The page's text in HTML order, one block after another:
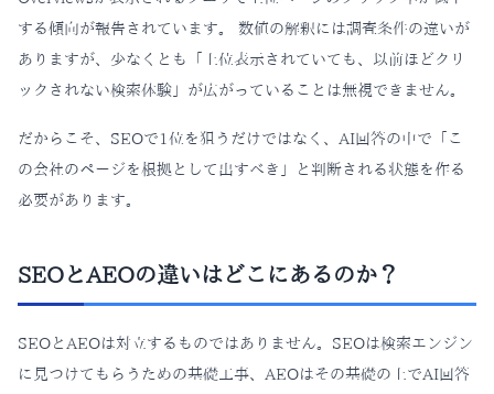
する傾向が報告されています。 数値の解釈には調査条件の違いが
ありますが、少なくとも「上位表示されていても、以前ほどクリ
ックされない検索体験」が広がっていることは無視できません。
だからこそ、SEOで1位を狙うだけではなく、AI回答の中で「こ
の会社のページを根拠として出すべき」と判断される状態を作る
必要があります。
SEOとAEOの違いはどこにあるのか？
SEOとAEOは対立するものではありません。SEOは検索エンジン
に見つけてもらうための基礎工事、AEOはその基礎の上でAI回答